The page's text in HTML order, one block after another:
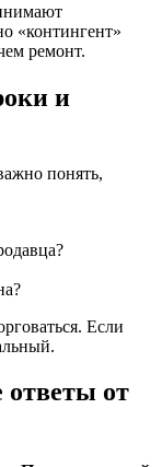
«контингент»
ремонт.
и
понять,
Если
от